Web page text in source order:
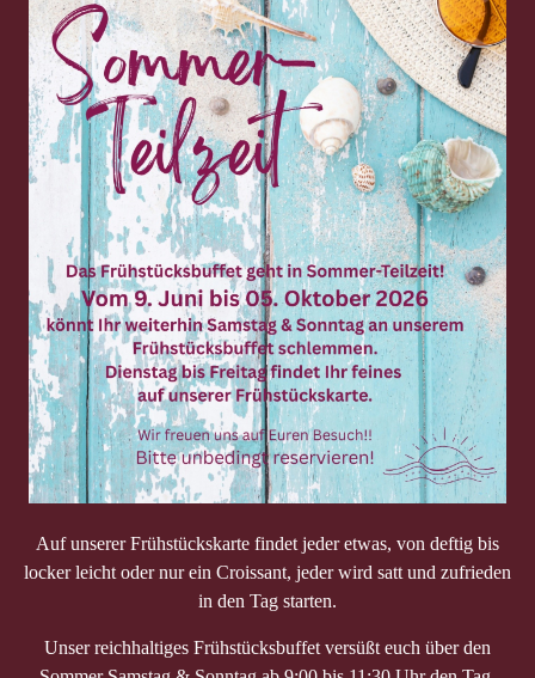
Auf unserer Frühstückskarte findet jeder etwas, von deftig bis
locker leicht oder nur ein Croissant, jeder wird satt und zufrieden
in den Tag starten.
Unser reichhaltiges Frühstücksbuffet versüßt euch über den